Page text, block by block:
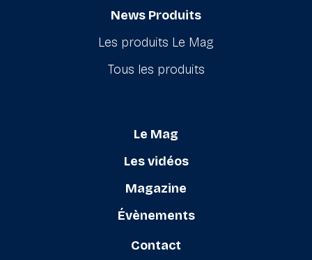
News Produits
Les produits Le Mag
Tous les produits
Le Mag
Les vidéos
Magazine
Évènements
Contact